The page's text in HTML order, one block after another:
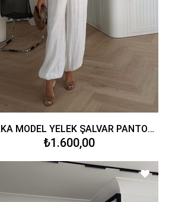
MARKA MODEL YELEK ŞALVAR PANTOLON TAKIM BEYAZ
₺1.600,00